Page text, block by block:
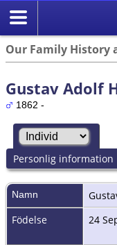
Our Family History
Gustav Adolf
1862 -
Personlig information
Namn
Födelse
24